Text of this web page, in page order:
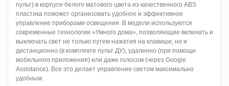
пульт) в корпусе белого матового цвета из качественного ABS
пластика поможет организовать удобное и эффективное
управление приборами освещения. В модели используются
современные технологии «Умного дома», позволяющие включать и
выключать свет не только путем нажатия на клавиши, но и
дистанционно (в комплекте пульт ДУ), удаленно (при помощи
мобильного приложения) или даже голосом (через Google
Assistance). Все это делает управление светом максимально
удобным.